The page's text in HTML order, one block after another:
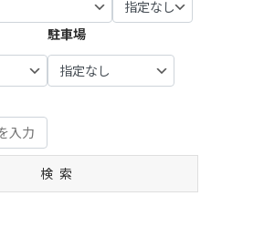
谷市 (7)
市・安
城市・
2)
| … 瑞穂
県市 (1)
| … 郡上
市・志
駐車場
検索